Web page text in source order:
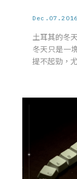
Dec.07.2016
土耳其的冬
冬天只是一
提不起勁，